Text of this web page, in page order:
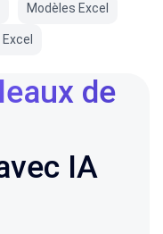
Modèles Excel
de
IA